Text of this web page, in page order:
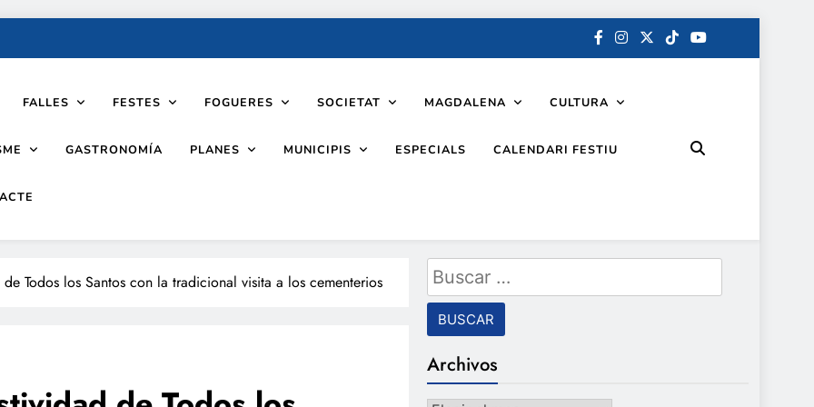
FALLES FESTES FOGUERES SOCIETAT MAGDALENA CULTURA
GASTRONOMÍA PLANES MUNICIPIS ESPECIALS CALENDARI FESTIU
Todos los Santos con la tradicional visita a los cementerios
Buscar:
Archivos